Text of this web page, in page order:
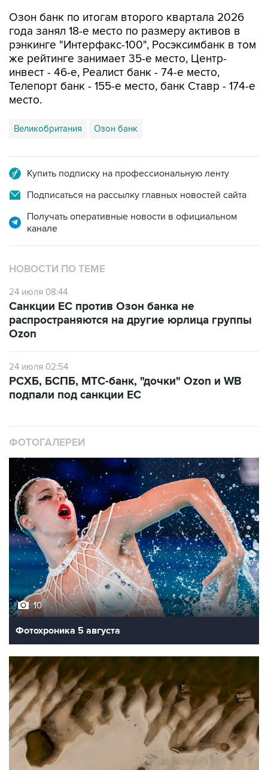
Озон банк по итогам второго квартала 2026
года занял 18-е место по размеру активов в
рэнкинге "Интерфакс-100", Росэксимбанк в том
же рейтинге занимает 35-е место, Центр-
инвест - 46-е, Реалист банк - 74-е место,
Телепорт банк - 155-е место, банк Ставр - 174-е
место.
Великобритания Озон банк
Купить подписку на профессиональную ленту
Подписаться на рассылку главных новостей сайта
Получать оперативные новости в официальном
канале
НОВОСТИ ПО ТЕМЕ
24 июля 08:44
Санкции ЕС против Озон банка не
распространяются на другие юрлица группы
Ozon
24 июля 02:54
РСХБ, БСПБ, МТС-банк, "дочки" Ozon и WB
подпали под санкции ЕС
ФОТОГАЛЕРЕИ
10
Фотохроника 5 августа